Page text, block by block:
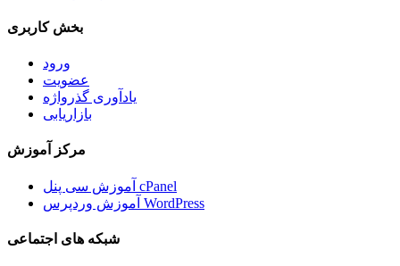
بخش کاربری
ورود
عضویت
یادآوری گذرواژه
بازاریابی
مرکز آموزش
آموزش سی پنل cPanel
آموزش وردپرس WordPress
شبکه های اجتماعی